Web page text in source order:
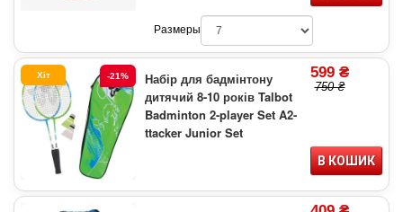
Размеры
Хіт -21%
Набір для бадмінтону
дитячий 8-10 років Talbot
Badminton 2-player Set A2-
ttacker Junior Set
599 ₴
750 ₴
В КОШИК